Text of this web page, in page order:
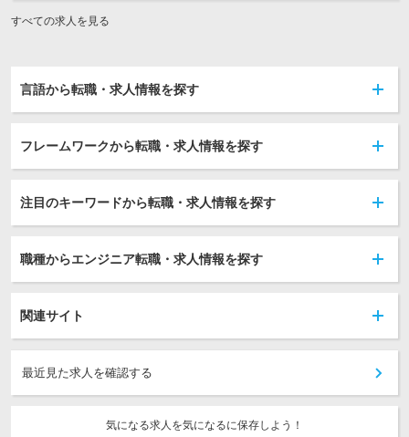
すべての求人を見る
言語から転職・求人情報を探す
フレームワークから転職・求人情報を探す
注目のキーワードから転職・求人情報を探す
職種からエンジニア転職・求人情報を探す
関連サイト
最近見た求人を確認する
気になる求人を気になるに保存しよう！